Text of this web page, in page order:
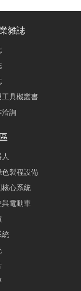
雜誌
具機叢書
洽詢
色製程設備
心系統
與電動車
統